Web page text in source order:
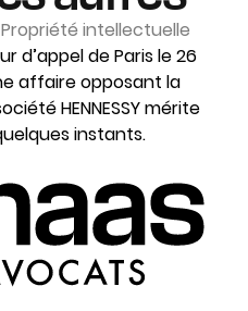
Propriété intellectuelle
d’appel de Paris le 26
affaire opposant la
HENNESSY mérite
instants.